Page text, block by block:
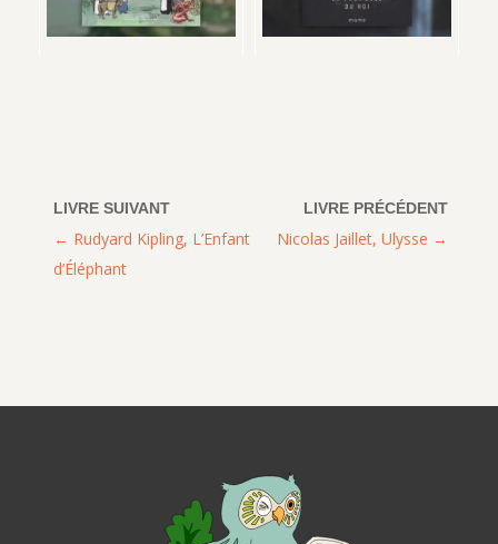
Nicolas Jaillet, Ulysse
Rudyard Kipling, L’Enfant
d’Éléphant